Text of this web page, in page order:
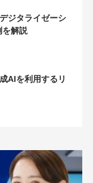
ジタライゼーシ
を解説
AIを利用するリ